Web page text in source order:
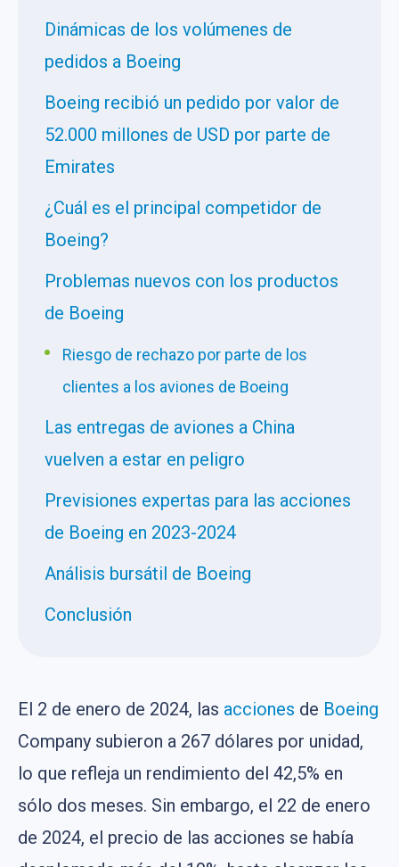
Dinámicas de los volúmenes de
pedidos a Boeing
Boeing recibió un pedido por valor de
52.000 millones de USD por parte de
Emirates
¿Cuál es el principal competidor de
Boeing?
Problemas nuevos con los productos
de Boeing
Riesgo de rechazo por parte de los
clientes a los aviones de Boeing
Las entregas de aviones a China
vuelven a estar en peligro
Previsiones expertas para las acciones
de Boeing en 2023-2024
Análisis bursátil de Boeing
Conclusión
El 2 de enero de 2024, las acciones de Boeing
Company subieron a 267 dólares por unidad,
lo que refleja un rendimiento del 42,5% en
sólo dos meses. Sin embargo, el 22 de enero
de 2024, el precio de las acciones se había